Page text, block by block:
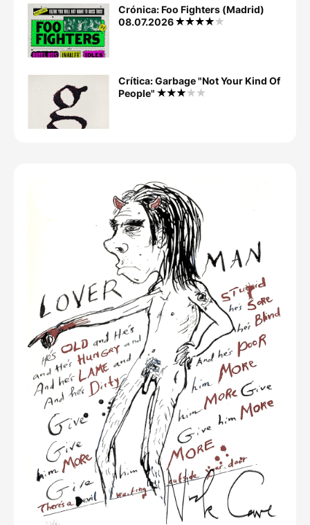
Crónica: Foo Fighters (Madrid)
08.07.2026
Crítica: Garbage "Not Your Kind Of
People"